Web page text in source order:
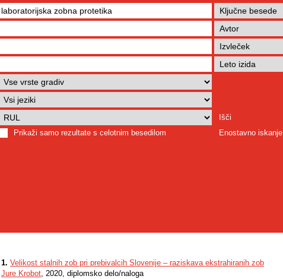
Išči
Prikaži samo rezultate s celotnim besedilom
Enostavno iskanje
1. Velikost stalnih zob pri prebivalcih Slovenije – raziskava ekstrahiranih zob
Jure Krobot, 2020, diplomsko delo/naloga